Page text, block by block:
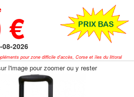
€
08-2026
pour zone difficile d'accès, Corse et îles du littoral
l'image pour zoomer ou y rester